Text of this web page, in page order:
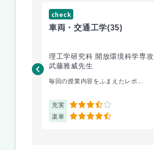
check
車両・交通工学(35)
理工学研究科 開放環境科学専攻
武藤雅威先生
毎回の授業内容をふまえたレポ...
充実 3.5
楽単 4.5